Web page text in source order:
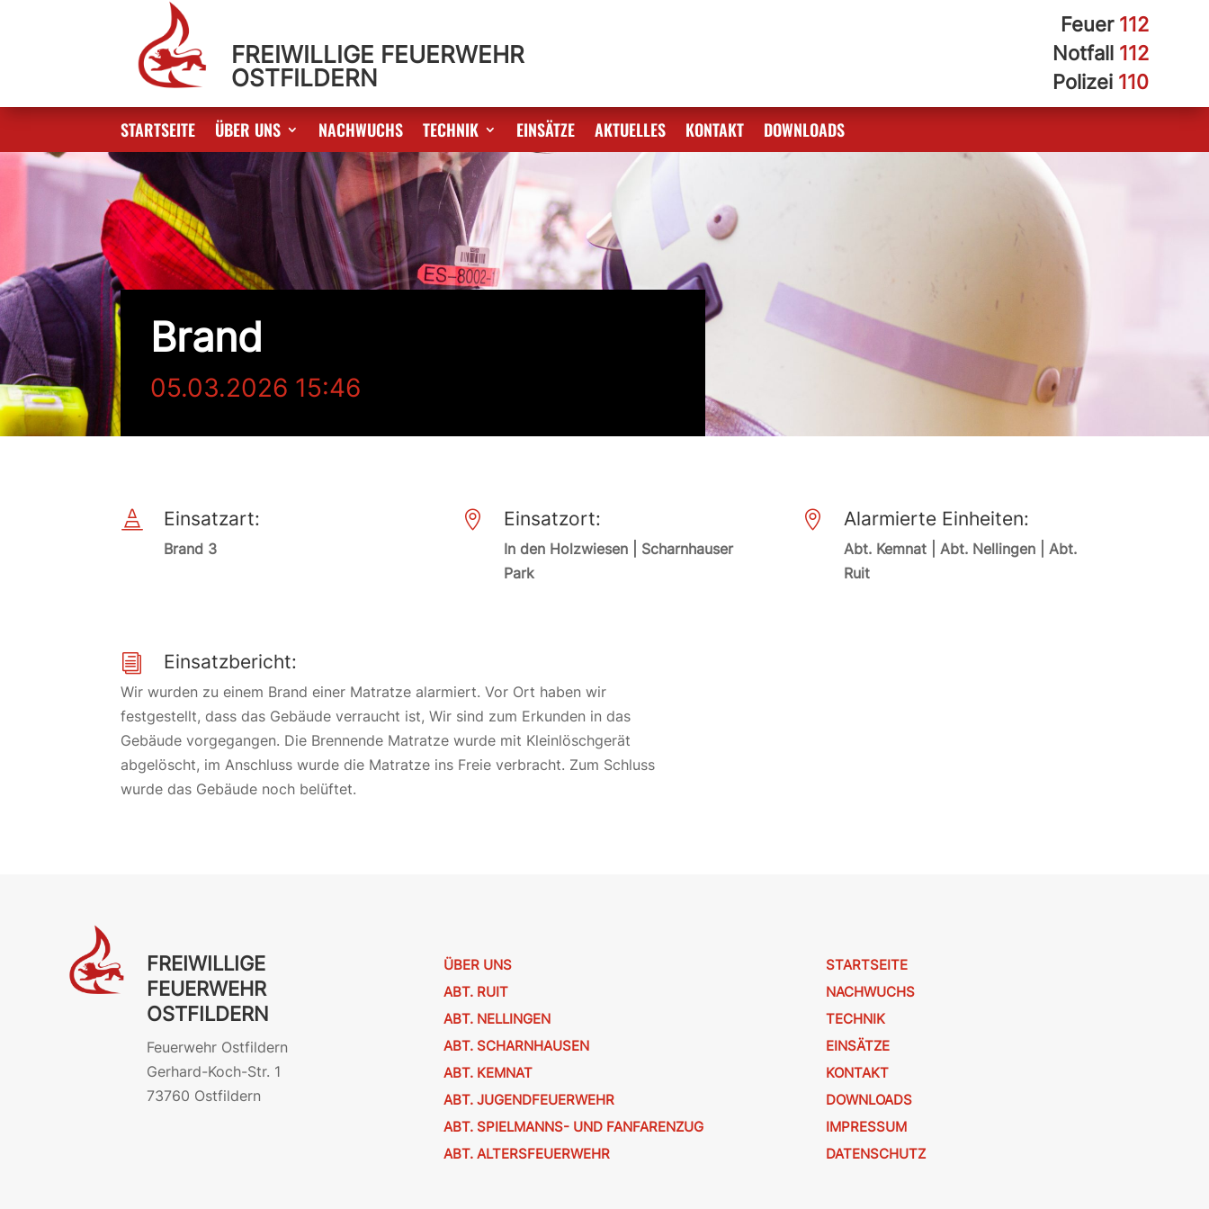
FREIWILLIGE FEUERWEHR
OSTFILDERN
Feuer 112
Notfall 112
Polizei 110
STARTSEITE ÜBER UNS NACHWUCHS TECHNIK EINSÄTZE AKTUELLES KONTAKT DOWNLOADS
Brand
05.03.2026 15:46
 Einsatzart:
Brand 3
 Einsatzort:
In den Holzwiesen | Scharnhauser
Park
 Alarmierte Einheiten:
Abt. Kemnat | Abt. Nellingen | Abt.
Ruit
i Einsatzbericht:
Wir wurden zu einem Brand einer Matratze alarmiert. Vor Ort haben wir
festgestellt, dass das Gebäude verraucht ist, Wir sind zum Erkunden in das
Gebäude vorgegangen. Die Brennende Matratze wurde mit Kleinlöschgerät
abgelöscht, im Anschluss wurde die Matratze ins Freie verbracht. Zum Schluss
wurde das Gebäude noch belüftet.
FREIWILLIGE
FEUERWEHR
OSTFILDERN
Feuerwehr Ostfildern
Gerhard-Koch-Str. 1
73760 Ostfildern
ÜBER UNS
ABT. RUIT
ABT. NELLINGEN
ABT. SCHARNHAUSEN
ABT. KEMNAT
ABT. JUGENDFEUERWEHR
ABT. SPIELMANNS- UND FANFARENZUG
ABT. ALTERSFEUERWEHR
STARTSEITE
NACHWUCHS
TECHNIK
EINSÄTZE
KONTAKT
DOWNLOADS
IMPRESSUM
DATENSCHUTZ